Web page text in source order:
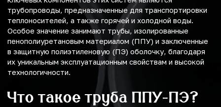
трубопроводы, предназначенные для транспортировки
теплоносителей, а также горячей и холодной воды.
Особое значение занимают трубы, изолированные
пенополиуретановым материалом (ППУ) и заключенные
в защитную полиэтиленовую (ПЭ) оболочку, благодаря
их уникальным эксплуатационным свойствам и высокой
технологичности.
Что такое труба ППУ-ПЭ?